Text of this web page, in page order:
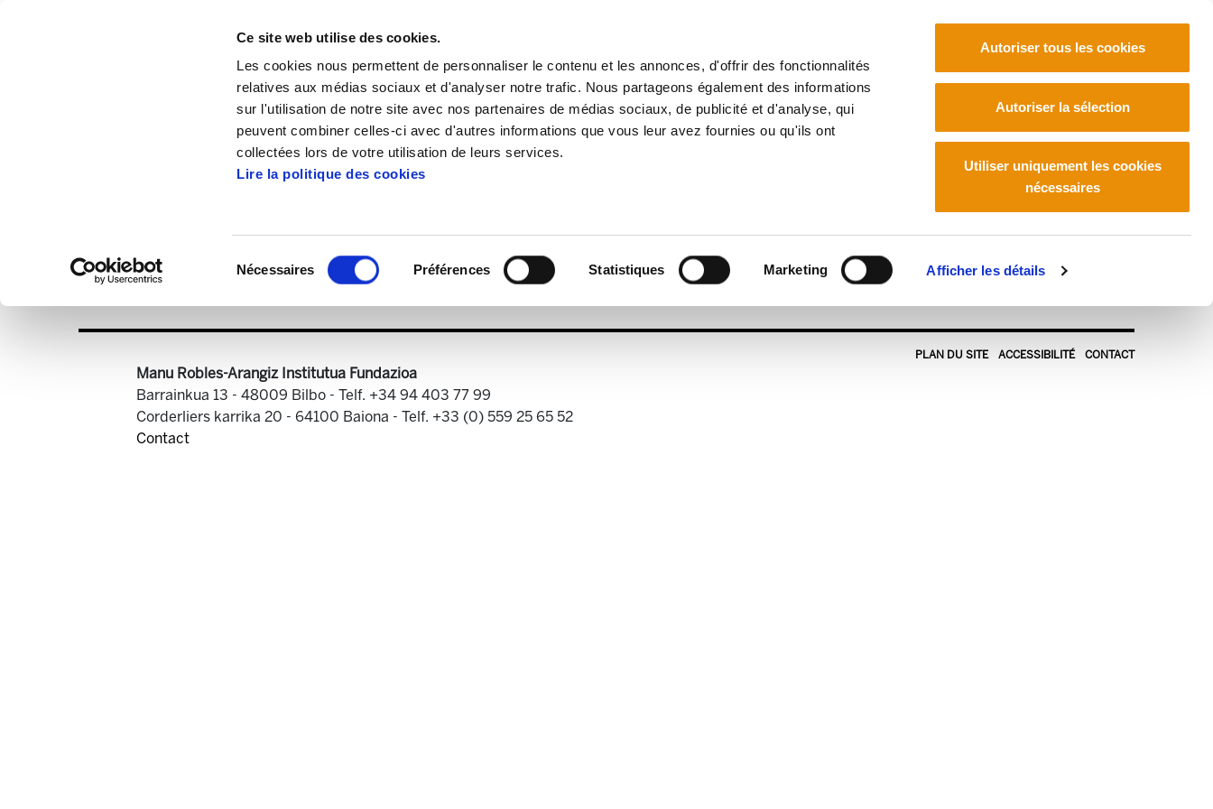
Ce site web utilise des cookies.
Les cookies nous permettent de personnaliser le contenu et les annonces, d'offrir des fonctionnalités
relatives aux médias sociaux et d'analyser notre trafic. Nous partageons également des informations
sur l'utilisation de notre site avec nos partenaires de médias sociaux, de publicité et d'analyse, qui
peuvent combiner celles-ci avec d'autres informations que vous leur avez fournies ou qu'ils ont
collectées lors de votre utilisation de leurs services.
Lire la politique des cookies
Nécessaires Préférences Statistiques Marketing Afficher les détails
Autoriser tous les cookies
Autoriser la sélection
Utiliser uniquement les cookies
nécessaires
Publications Astekaria Astekaria 50
Astekaria 50.PDF
PLAN DU SITE ACCESSIBILITÉ CONTACT
Manu Robles-Arangiz Institutua Fundazioa
Barrainkua 13 - 48009 Bilbo - Telf. +34 94 403 77 99
Corderliers karrika 20 - 64100 Baiona - Telf. +33 (0) 559 25 65 52
Contact